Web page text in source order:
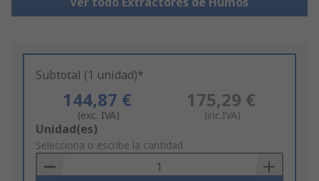
Subtotal (1 unidad)*
144,87 €
(exc. IVA)
175,29 €
(inc.IVA)
Add
to
Basket
Unidad(es)
Selecciona o escribe la cantidad